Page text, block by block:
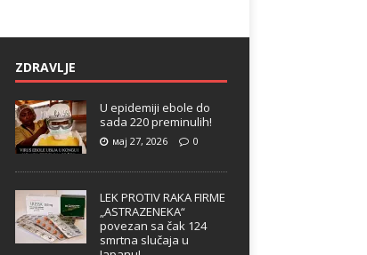
ZDRAVLJE
U epidemiji ebole do
sada 220 preminulih!
мај 27, 2026 0
LEK PROTIV RAKA FIRME
„ASTRAZENEKA“
povezan sa čak 124
smrtna slučaja u